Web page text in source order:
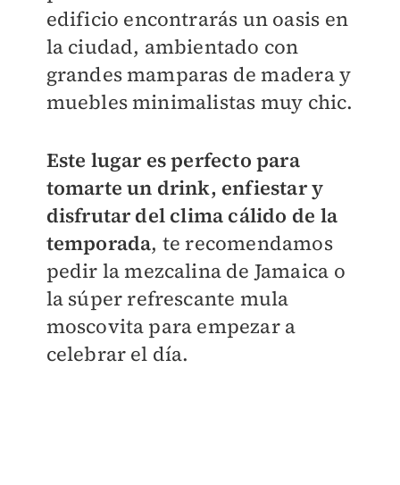
edificio encontrarás un oasis en
la ciudad, ambientado con
grandes mamparas de madera y
muebles minimalistas muy chic.
Este lugar es perfecto para
tomarte un drink, enfiestar y
disfrutar del clima cálido de la
temporada, te recomendamos
pedir la mezcalina de Jamaica o
la súper refrescante mula
moscovita para empezar a
celebrar el día.